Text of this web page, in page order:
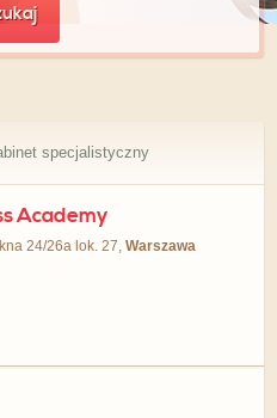
specjalistyczny
Academy
24/26a lok. 27,Warszawa